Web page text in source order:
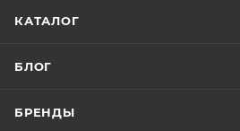
КАТАЛОГ
БЛОГ
БРЕНДЫ